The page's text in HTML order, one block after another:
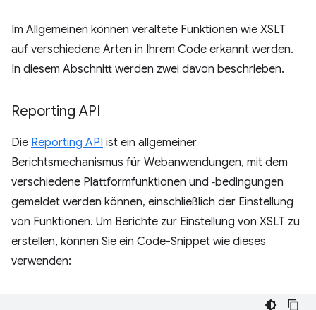
Im Allgemeinen können veraltete Funktionen wie XSLT
auf verschiedene Arten in Ihrem Code erkannt werden.
In diesem Abschnitt werden zwei davon beschrieben.
Reporting API
Die Reporting API ist ein allgemeiner
Berichtsmechanismus für Webanwendungen, mit dem
verschiedene Plattformfunktionen und ‑bedingungen
gemeldet werden können, einschließlich der Einstellung
von Funktionen. Um Berichte zur Einstellung von XSLT zu
erstellen, können Sie ein Code-Snippet wie dieses
verwenden: